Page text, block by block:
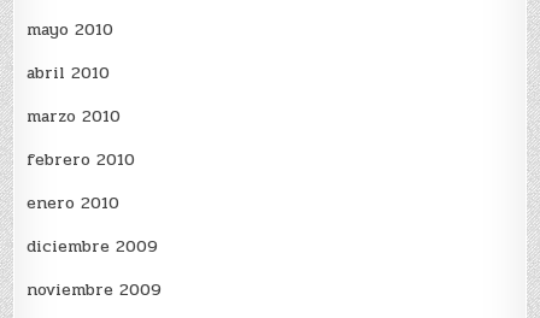
mayo 2010
abril 2010
marzo 2010
febrero 2010
enero 2010
diciembre 2009
noviembre 2009